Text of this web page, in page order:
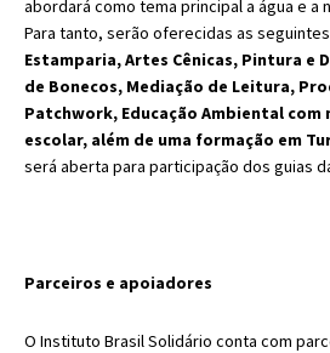
abordará como tema principal a água e a
Para tanto, serão oferecidas as
Estamparia, Artes Cênicas, Pintura e
de Bonecos, Mediação de Leitura,
Patchwork, Educação Ambiental
escolar, além de uma formação em
será aberta para participação dos guias
Parceiros e apoiadores
O Instituto Brasil Solidário conta com